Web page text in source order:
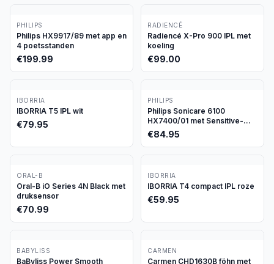
PHILIPS
Philips HX9917/89 met app en
4 poetsstanden
€199.99
RADIENCÉ
Radiencé X-Pro 900 IPL met
koeling
€99.00
IBORRIA
IBORRIA T5 IPL wit
€79.95
PHILIPS
Philips Sonicare 6100
HX7400/01 met Sensitive-
stand
€84.95
ORAL-B
Oral-B iO Series 4N Black met
druksensor
€70.99
IBORRIA
IBORRIA T4 compact IPL roze
€59.95
BABYLISS
BaByliss Power Smooth
CARMEN
Carmen CHD1630B föhn met